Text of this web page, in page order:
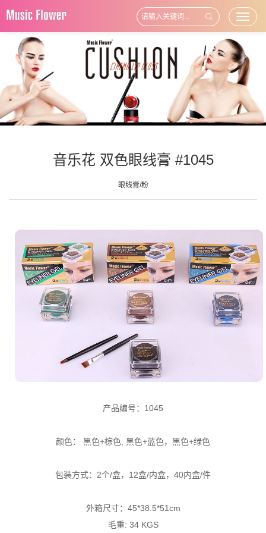
音乐花 双色眼线膏 #1045
眼线膏/粉
产品编号：1045
颜色： 黑色+棕色, 黑色+蓝色，黑色+绿色
包装方式：2个/盒，12盒/内盒，40内盒/件
外箱尺寸：45*38.5*51cm
毛重: 34 KGS